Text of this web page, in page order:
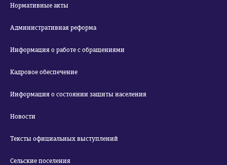
Нормативные акты
Административная реформа
Информация о работе с обращениями
Кадровое обеспечение
Информация о состоянии защиты населения
Новости
Тексты официальных выступлений
Сельские поселения